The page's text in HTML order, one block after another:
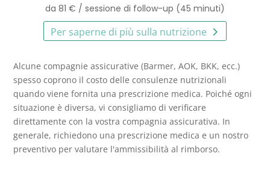
da 81 € / sessione di follow-up (45 minuti)
Per saperne di più sulla nutrizione
Alcune compagnie assicurative (Barmer, AOK, BKK, ecc.)
spesso coprono il costo delle consulenze nutrizionali
quando viene fornita una prescrizione medica. Poiché ogni
situazione è diversa, vi consigliamo di verificare
direttamente con la vostra compagnia assicurativa. In
generale, richiedono una prescrizione medica e un nostro
preventivo per valutare l'ammissibilità al rimborso.